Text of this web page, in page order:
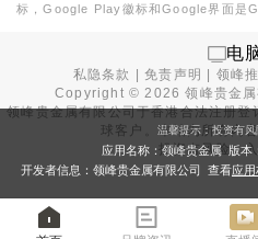
标，Google Play徽标和Google界面是
电
私隐条款 |免责声明 领峰
Copyright ©2026 领峰贵金
领峰贵金属有限公司于香港合法注册登
球客户。本站内所有内
投资有风险，
温馨提示：投资有
应用名称：领峰贵金属 版本
开发者信息：领峰贵金属有限公司 查看应用